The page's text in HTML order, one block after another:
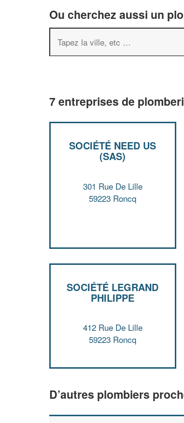
Ou cherchez aussi un
7 entreprises de
SOCIÉTÉ NEED US
(SAS)
301 Rue De Lille
59223 Roncq
SOCIÉTÉ LEGRAND
PHILIPPE
412 Rue De Lille
59223 Roncq
D’autres plombiers